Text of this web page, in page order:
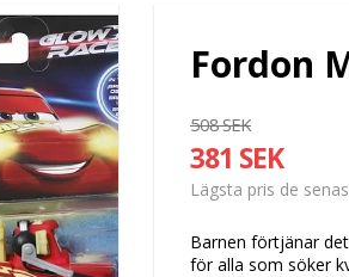
Fordon
508 SEK
381 SEK
Lägsta pris de
Barnen förtjänar
för alla som söker